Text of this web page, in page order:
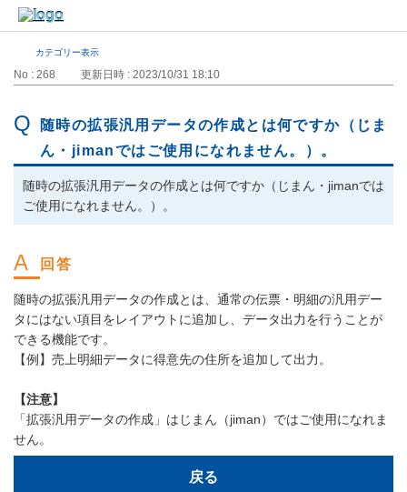
カテゴリー表示
No : 268 更新日時 : 2023/10/31 18:10
随時の拡張汎用データの作成とは何ですか（じま
ん・jimanではご使用になれません。）。
随時の拡張汎用データの作成とは何ですか（じまん・jimanでは
ご使用になれません。）。
随時の拡張汎用データの作成とは、通常の伝票・明細の汎用デー
タにはない項目をレイアウトに追加し、データ出力を行うことが
できる機能です。
【例】売上明細データに得意先の住所を追加して出力。
【注意】
「拡張汎用データの作成」はじまん（jiman）ではご使用になれま
せん。
戻る